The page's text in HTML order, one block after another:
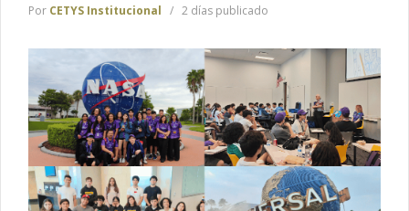
Por CETYS Institucional 2 días publicado